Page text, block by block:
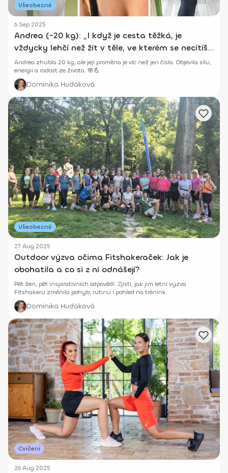
Všeobecné
6 Sep 2025
Andrea (-20 kg): „I když je cesta těžká, je
vždycky lehčí než žít v těle, ve kterém se necítíš
dobře.“
Andrea zhubla 20 kg, ale její proměna je víc než jen čísla. Objevila sílu,
energii a radost ze života. 🌸💪
Dominika Hudáková
Všeobecné
27 Aug 2025
Outdoor výzva očima Fitshakeraček: Jak je
obohatila a co si z ní odnášejí?
Pět žen, pět inspirativních odpovědí. Zjisti, jak jim letní výzva
Fitshakeru změnila pohyb, rutinu i pohled na trénink.
Dominika Hudáková
Cvičení
26 Aug 2025